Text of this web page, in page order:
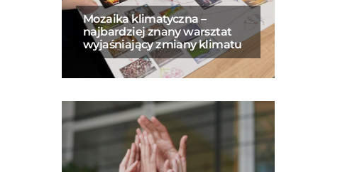
Mozaika klimatyczna –
najbardziej znany warsztat
wyjaśniający zmiany klimatu